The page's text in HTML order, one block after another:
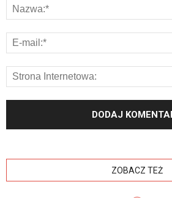
ZOBACZ TEŻ